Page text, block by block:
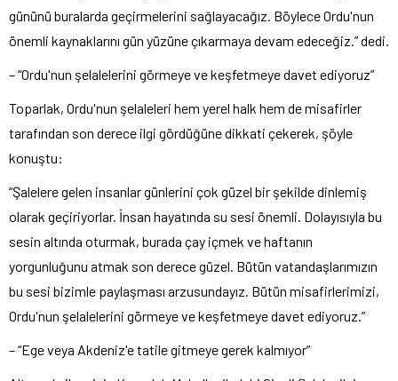
gününü buralarda geçirmelerini sağlayacağız. Böylece Ordu'nun
önemli kaynaklarını gün yüzüne çıkarmaya devam edeceğiz.” dedi.
– “Ordu'nun şelalelerini görmeye ve keşfetmeye davet ediyoruz”
Toparlak, Ordu'nun şelaleleri hem yerel halk hem de misafirler
tarafından son derece ilgi gördüğüne dikkati çekerek, şöyle
konuştu:
“Şalelere gelen insanlar günlerini çok güzel bir şekilde dinlemiş
olarak geçiriyorlar. İnsan hayatında su sesi önemli. Dolayısıyla bu
sesin altında oturmak, burada çay içmek ve haftanın
yorgunluğunu atmak son derece güzel. Bütün vatandaşlarımızın
bu sesi bizimle paylaşması arzusundayız. Bütün misafirlerimizi,
Ordu'nun şelalelerini görmeye ve keşfetmeye davet ediyoruz.”
– “Ege veya Akdeniz'e tatile gitmeye gerek kalmıyor”